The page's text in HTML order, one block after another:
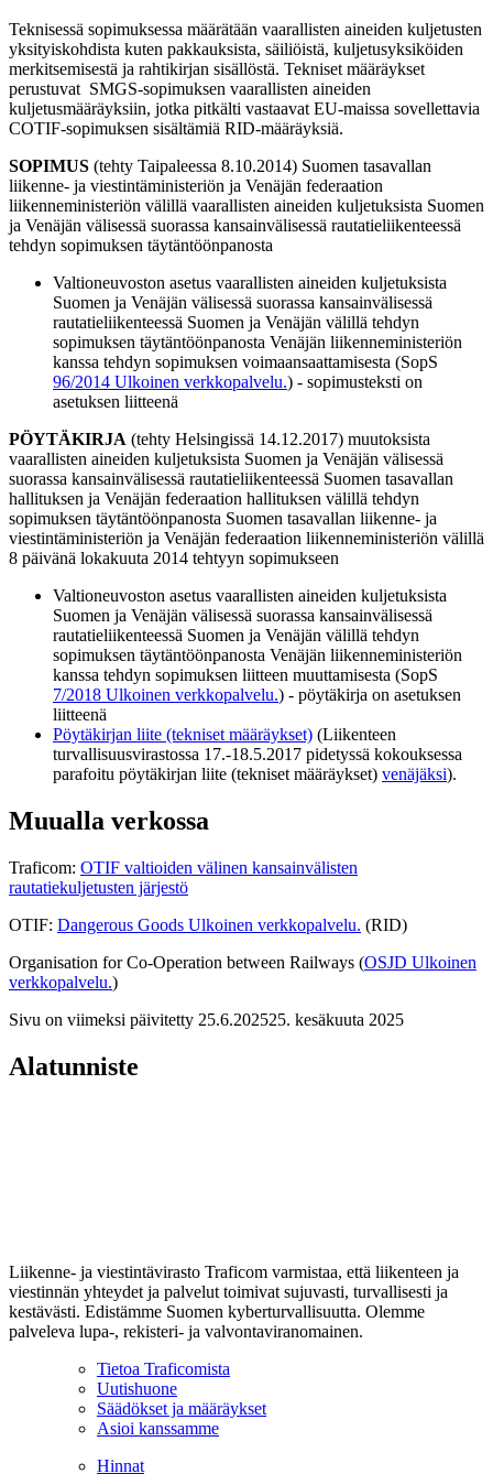
Teknisessä sopimuksessa määrätään vaarallisten aineiden kuljetusten
yksityiskohdista kuten pakkauksista, säiliöistä, kuljetusyksiköiden
merkitsemisestä ja rahtikirjan sisällöstä. Tekniset määräykset
perustuvat SMGS-sopimuksen vaarallisten aineiden
kuljetusmääräyksiin, jotka pitkälti vastaavat EU-maissa sovellettavia
COTIF-sopimuksen sisältämiä RID-määräyksiä.
SOPIMUS (tehty Taipaleessa 8.10.2014) Suomen tasavallan
liikenne- ja viestintäministeriön ja Venäjän federaation
liikenneministeriön välillä vaarallisten aineiden kuljetuksista Suomen
ja Venäjän välisessä suorassa kansainvälisessä rautatieliikenteessä
tehdyn sopimuksen täytäntöönpanosta
Valtioneuvoston asetus vaarallisten aineiden kuljetuksista
Suomen ja Venäjän välisessä suorassa kansainvälisessä
rautatieliikenteessä Suomen ja Venäjän välillä tehdyn
sopimuksen täytäntöönpanosta Venäjän liikenneministeriön
kanssa tehdyn sopimuksen voimaansaattamisesta (SopS
96/2014 Ulkoinen verkkopalvelu.) - sopimusteksti on
asetuksen liitteenä
PÖYTÄKIRJA (tehty Helsingissä 14.12.2017) muutoksista
vaarallisten aineiden kuljetuksista Suomen ja Venäjän välisessä
suorassa kansainvälisessä rautatieliikenteessä Suomen tasavallan
hallituksen ja Venäjän federaation hallituksen välillä tehdyn
sopimuksen täytäntöönpanosta Suomen tasavallan liikenne- ja
viestintäministeriön ja Venäjän federaation liikenneministeriön välillä
8 päivänä lokakuuta 2014 tehtyyn sopimukseen
Valtioneuvoston asetus vaarallisten aineiden kuljetuksista
Suomen ja Venäjän välisessä suorassa kansainvälisessä
rautatieliikenteessä Suomen ja Venäjän välillä tehdyn
sopimuksen täytäntöönpanosta Venäjän liikenneministeriön
kanssa tehdyn sopimuksen liitteen muuttamisesta (SopS
7/2018 Ulkoinen verkkopalvelu.) - pöytäkirja on asetuksen
liitteenä
Pöytäkirjan liite (tekniset määräykset) (Liikenteen
turvallisuusvirastossa 17.-18.5.2017 pidetyssä kokouksessa
parafoitu pöytäkirjan liite (tekniset määräykset) venäjäksi).
Muualla verkossa
Traficom: OTIF valtioiden välinen kansainvälisten
rautatiekuljetusten järjestö
OTIF: Dangerous Goods Ulkoinen verkkopalvelu. (RID)
Organisation for Co-Operation between Railways (OSJD Ulkoinen
verkkopalvelu.)
Sivu on viimeksi päivitetty 25.6.202525. kesäkuuta 2025
Alatunniste
Liikenne- ja viestintävirasto Traficom varmistaa, että liikenteen ja
viestinnän yhteydet ja palvelut toimivat sujuvasti, turvallisesti ja
kestävästi. Edistämme Suomen kyberturvallisuutta. Olemme
palveleva lupa-, rekisteri- ja valvontaviranomainen.
Tietoa Traficomista
Uutishuone
Säädökset ja määräykset
Asioi kanssamme
Hinnat